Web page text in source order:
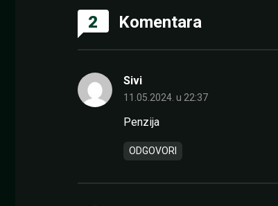
2 Komentara
Sivi
11.05.2024. u 22:37
Penzija
ODGOVORI